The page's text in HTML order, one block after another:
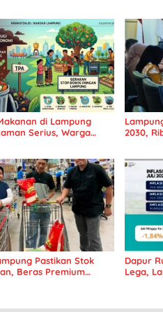
di Lampung
Serius, Warga
2030,
Pastikan Stok
Beras Premium
Dapur
Lega,